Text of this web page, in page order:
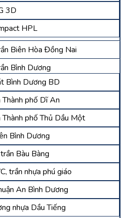
3D
HPL
Biên Hòa Đồng Nai
Bình Dương
Bình Dương BD
phố Dĩ An
phố Thủ Dầu Một
Bình Dương
Bàu Bàng
trần nhựa phú giáo
An Bình Dương
nhựa Dầu Tiếng